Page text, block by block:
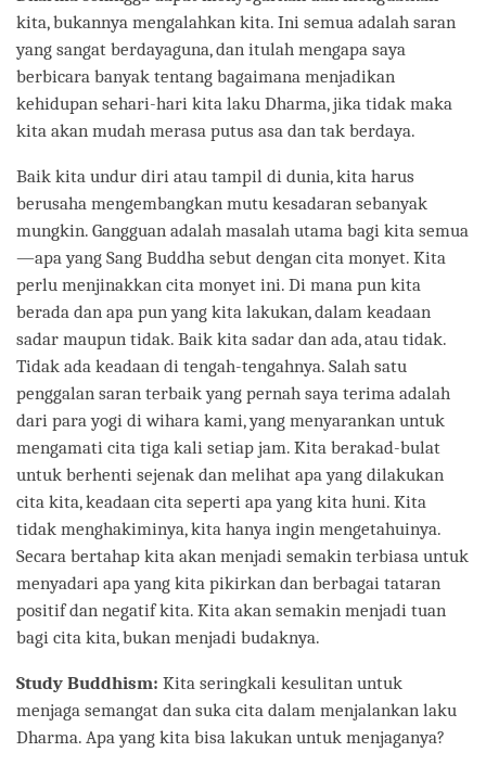
kita, bukannya mengalahkan kita. Ini semua adalah saran
yang sangat berdayaguna, dan itulah mengapa saya
berbicara banyak tentang bagaimana menjadikan
kehidupan sehari-hari kita laku Dharma, jika tidak maka
kita akan mudah merasa putus asa dan tak berdaya.
Baik kita undur diri atau tampil di dunia, kita harus
berusaha mengembangkan mutu kesadaran sebanyak
mungkin. Gangguan adalah masalah utama bagi kita semua
—apa yang Sang Buddha sebut dengan cita monyet. Kita
perlu menjinakkan cita monyet ini. Di mana pun kita
berada dan apa pun yang kita lakukan, dalam keadaan
sadar maupun tidak. Baik kita sadar dan ada, atau tidak.
Tidak ada keadaan di tengah-tengahnya. Salah satu
penggalan saran terbaik yang pernah saya terima adalah
dari para yogi di wihara kami, yang menyarankan untuk
mengamati cita tiga kali setiap jam. Kita berakad-bulat
untuk berhenti sejenak dan melihat apa yang dilakukan
cita kita, keadaan cita seperti apa yang kita huni. Kita
tidak menghakiminya, kita hanya ingin mengetahuinya.
Secara bertahap kita akan menjadi semakin terbiasa untuk
menyadari apa yang kita pikirkan dan berbagai tataran
positif dan negatif kita. Kita akan semakin menjadi tuan
bagi cita kita, bukan menjadi budaknya.
Study Buddhism: Kita seringkali kesulitan untuk
menjaga semangat dan suka cita dalam menjalankan laku
Dharma. Apa yang kita bisa lakukan untuk menjaganya?